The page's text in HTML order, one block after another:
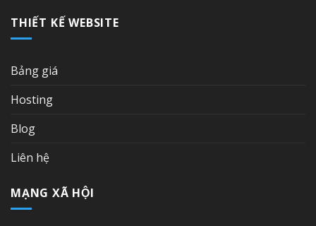
THIẾT KẾ WEBSITE
Bảng giá
Hosting
Blog
Liên hệ
MẠNG XÃ HỘI